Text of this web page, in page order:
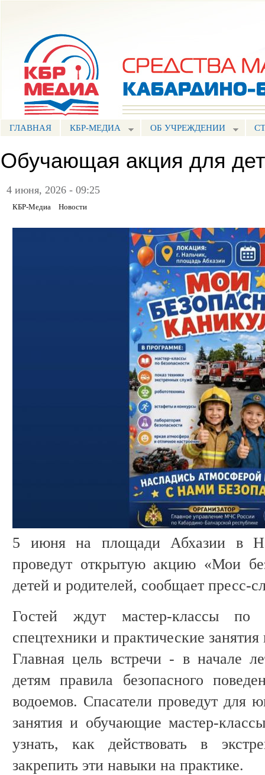
ГЛАВНАЯ КБР-МЕДИА ОБ УЧРЕЖДЕНИИ
Обучающая акция для
4 июня, 2026 - 09:25
КБР-Медиа Новости
5 июня на площади Абхазии в
проведут открытую акцию «Мои
детей и родителей, сообщает
Гостей ждут мастер-классы по
спецтехники и практические
Главная цель встречи - в начале
детям правила безопасного
водоемов. Спасатели проведут для
занятия и обучающие мастер-
узнать, как действовать в
закрепить эти навыки на практике.